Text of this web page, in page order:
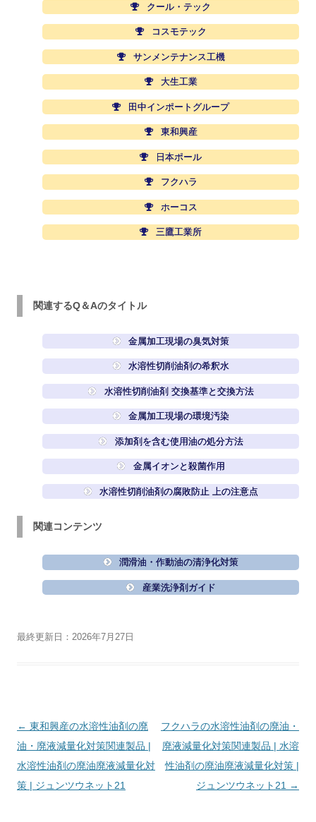
クール・テック
コスモテック
サンメンテナンス工機
大生工業
田中インポートグループ
東和興産
日本ポール
フクハラ
ホーコス
三鷹工業所
関連するQ＆Aのタイトル
金属加工現場の臭気対策
水溶性切削油剤の希釈水
水溶性切削油剤 交換基準と交換方法
金属加工現場の環境汚染
添加剤を含む使用油の処分方法
金属イオンと殺菌作用
水溶性切削油剤の腐敗防止 上の注意点
関連コンテンツ
潤滑油・作動油の清浄化対策
産業洗浄剤ガイド
最終更新日：2026年7月27日
投
稿
ナ
ビ
← 東和興産の水溶性油剤の廃
油・廃液減量化対策関連製品 |
水溶性油剤の廃油廃液減量化対
策 | ジュンツウネット21
フクハラの水溶性油剤の廃油・
廃液減量化対策関連製品 | 水溶
性油剤の廃油廃液減量化対策 |
ジュンツウネット21 →